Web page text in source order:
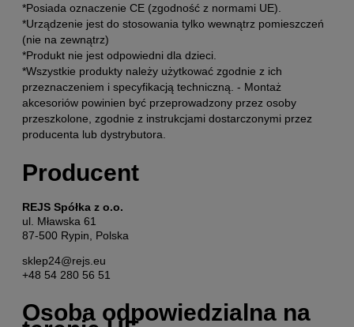
*Posiada oznaczenie CE (zgodność z normami UE).
*Urządzenie jest do stosowania tylko wewnątrz pomieszczeń
(nie na zewnątrz)
*Produkt nie jest odpowiedni dla dzieci.
*Wszystkie produkty należy użytkować zgodnie z ich
przeznaczeniem i specyfikacją techniczną. - Montaż
akcesoriów powinien być przeprowadzony przez osoby
przeszkolone, zgodnie z instrukcjami dostarczonymi przez
producenta lub dystrybutora.
Producent
REJS Spółka z o.o.
ul. Mławska 61
87-500 Rypin, Polska
sklep24@rejs.eu
+48 54 280 56 51
Osoba odpowiedzialna na